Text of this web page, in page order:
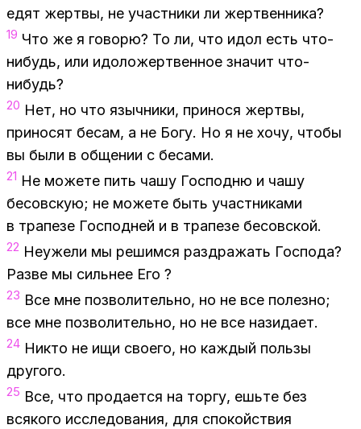
едят жерт­вы, не участ­ни­ки ли жерт­вен­ни­ка?
19 Что же я го­во­рю? То ли, что идол есть что-
ни­будь, или идо­ло­жерт­вен­ное зна­чит что-
ни­будь?
20 Нет, но что языч­ни­ки, при­но­ся жерт­вы,
при­но­сят бе­сам, а не Богу. Но я не хочу, что­бы
вы были в об­ще­нии с бе­са­ми.
21 Не мо­же­те пить чашу Гос­под­ню и чашу
бе­сов­скую; не мо­же­те быть участ­ни­ка­ми
в тра­пе­зе Гос­под­ней и в тра­пе­зе бе­сов­ской.
22 Неуже­ли мы ре­шим­ся раз­дра­жать Гос­по­да?
Раз­ве мы силь­нее Его ?
23 Все мне поз­во­ли­тель­но, но не все по­лез­но;
все мне поз­во­ли­тель­но, но не все на­зи­да­ет.
24 Ни­кто не ищи сво­е­го, но каж­дый поль­зы
дру­го­го.
25 Все, что про­да­ет­ся на тор­гу, ешь­те без
вся­ко­го ис­сле­до­ва­ния, для спо­кой­ствия